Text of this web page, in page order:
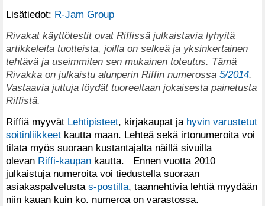
Lisätiedot: R-Jam Group
Rivakat käyttötestit ovat Riffissä julkaistavia lyhyitä
artikkeleita tuotteista, joilla on selkeä ja yksinkertainen
tehtävä ja useimmiten sen mukainen toteutus. Tämä
Rivakka on julkaistu alunperin Riffin numerossa 5/2014.
Vastaavia juttuja löydät tuoreeltaan jokaisesta painetusta
Riffistä.
Riffiä myyvät Lehtipisteet, kirjakaupat ja hyvin varustetut
soitinliikkeet kautta maan. Lehteä sekä irtonumeroita voi
tilata myös suoraan kustantajalta näillä sivuilla
olevan Riffi-kaupan kautta. Ennen vuotta 2010
julkaistuja numeroita voi tiedustella suoraan
asiakaspalvelusta s-postilla, taannehtivia lehtiä myydään
niin kauan kuin ko. numeroa on varastossa.